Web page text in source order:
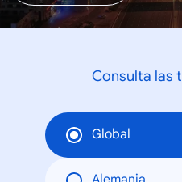
Consulta las
Global